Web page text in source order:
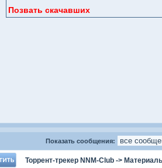
Позвать скачавших
Показать сообщения:
Торрент-трекер NNM-Club ->